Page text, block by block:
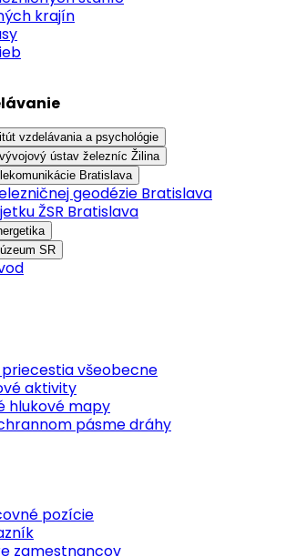
krajín
vzdelávania a psychológie
ústav železníc Žilina
Bratislava
geodézie Bratislava
ŽSR Bratislava
SR
všeobecne
aktivity
hlukové mapy
pásme dráhy
pozície
zamestnancov